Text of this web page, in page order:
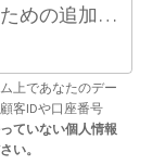
企業・団体があなたを特定するための追加情報（任意）
上であなたのデー
客IDや口座番号
ていない個人情報
い。